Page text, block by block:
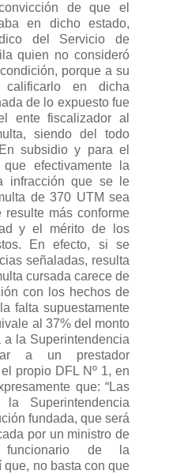
de que el
en dicho estado,
del Servicio de
quien no consideró
porque a su
calificarlo en dicha
de lo expuesto fue
ente fiscalizador al
siendo del todo
subsidio y para el
efectivamente la
infracción que se le
de 370 UTM sea
más conforme
y el mérito de los
En efecto, si se
señaladas, resulta
cursada carece de
con los hechos de
falta supuestamente
al 37% del monto
la Superintendencia
a un prestador
propio DFL Nº 1, en
que: “Las
Superintendencia
fundada, que será
por un ministro de
de la
que, no basta con que